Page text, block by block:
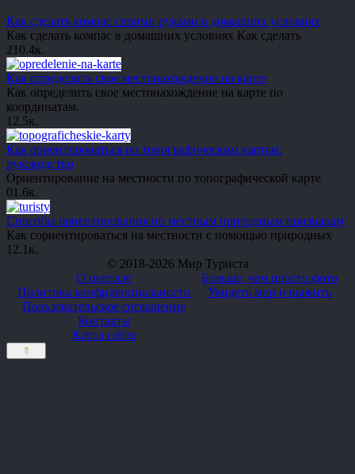
Как сделать компас своими руками в домашних условиях
Как сделать компас в домашних условиях Как сделать
210.4к.
Как определить свое местонахождение на карте
Как определить свое местонахождение на карте по
координатам.
1 2.5к.
Как ориентироваться по топографическим картам:
руководство
Ориентирование на местности по топографической карте
01.6к.
Способы ориентирования по местным природным признакам
Как сориентироваться на местности с помощью природных
1 2.1к.
© 2018-2026 Мир Туриста
О портале
Политика конфиденциальности
Пользовательское соглашение
Контакты
Карта сайта
Больше, чем просто фото
Увидеть мир и выжить